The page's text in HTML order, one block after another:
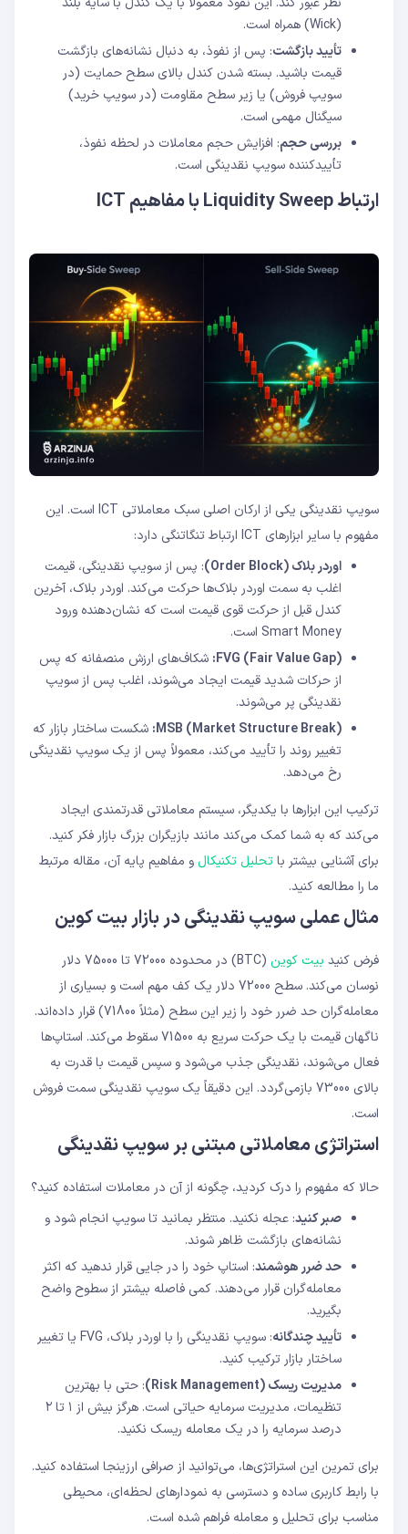
(Wick) همراه است.
تأیید بازگشت: پس از نفوذ، به دنبال نشانه‌های بازگشت
قیمت باشید. بسته شدن کندل بالای سطح حمایت (در
سویپ فروش) یا زیر سطح مقاومت (در سویپ خرید)
سیگنال مهمی است.
بررسی حجم: افزایش حجم معاملات در لحظه نفوذ،
تأییدکننده سویپ نقدینگی است.
ارتباط Liquidity Sweep با مفاهیم ICT
سویپ نقدینگی یکی از ارکان اصلی سبک معاملاتی ICT است. این
مفهوم با سایر ابزارهای ICT ارتباط تنگاتنگی دارد:
اوردر بلاک(Order Block)
: پس از سویپ نقدینگی، قیمت
اغلب به سمت اوردر بلاک‌ها حرکت می‌کند. اوردر بلاک، آخرین
کندل قبل از حرکت قوی قیمت است که نشان‌دهنده ورود
Smart Money است.
FVG (Fair Value Gap)
: شکاف‌های ارزش منصفانه که پس
از حرکات شدید قیمت ایجاد می‌شوند، اغلب پس از سویپ
نقدینگی پر می‌شوند.
MSB (Market Structure Break)
: شکست ساختار بازار که
تغییر روند را تأیید می‌کند، معمولاً پس از یک سویپ نقدینگی
رخ می‌دهد.
ترکیب این ابزارها با یکدیگر، سیستم معاملاتی قدرتمندی ایجاد
می‌کند که به شما کمک می‌کند مانند بازیگران بزرگ بازار فکر کنید.
برای آشنایی بیشتر باتحلیل تکنیکال و مفاهیم پایه آن، مقاله مرتبط
ما را مطالعه کنید.
مثال عملی سویپ نقدینگی در بازار بیت کوین
فرض کنید بیت کوین
(BTC) در محدوده 72000 تا 75000 دلار
نوسان می‌کند. سطح 72000 دلار یک کف مهم است و بسیاری از
معامله‌گران حد ضرر خود را زیر این سطح (مثلاً 71800) قرار داده‌اند.
ناگهان قیمت با یک حرکت سریع به 71500 سقوط می‌کند. استاپ‌ها
فعال می‌شوند، نقدینگی جذب می‌شود و سپس قیمت با قدرت به
بالای 73000 بازمی‌گردد. این دقیقاً یک سویپ نقدینگی سمت فروش
است.
استراتژی معاملاتی مبتنی بر سویپ نقدینگی
حالا که مفهوم را درک کردید، چگونه از آن در معاملات استفاده کنید؟
صبر کنید: عجله نکنید. منتظر بمانید تا سویپ انجام شود و
نشانه‌های بازگشت ظاهر شوند.
حد ضرر هوشمند: استاپ خود را در جایی قرار ندهید که اکثر
معامله‌گران قرار می‌دهند. کمی فاصله بیشتر از سطوح واضح
بگیرید.
تأیید چندگانه
: سویپ نقدینگی را با اوردر بلاک، FVG یا تغییر
ساختار بازار ترکیب کنید.
مدیریت ریسک (Risk Management
): حتی با بهترین
تنظیمات، مدیریت سرمایه حیاتی است. هرگز بیش از ۱ تا ۲
درصد سرمایه را در یک معامله ریسک نکنید.
برای تمرین این استراتژی‌ها، می‌توانید از صرافی ارزینجا استفاده کنید.
با رابط کاربری ساده و دسترسی به نمودارهای لحظه‌ای، محیطی
مناسب برای تحلیل و معامله فراهم شده است.